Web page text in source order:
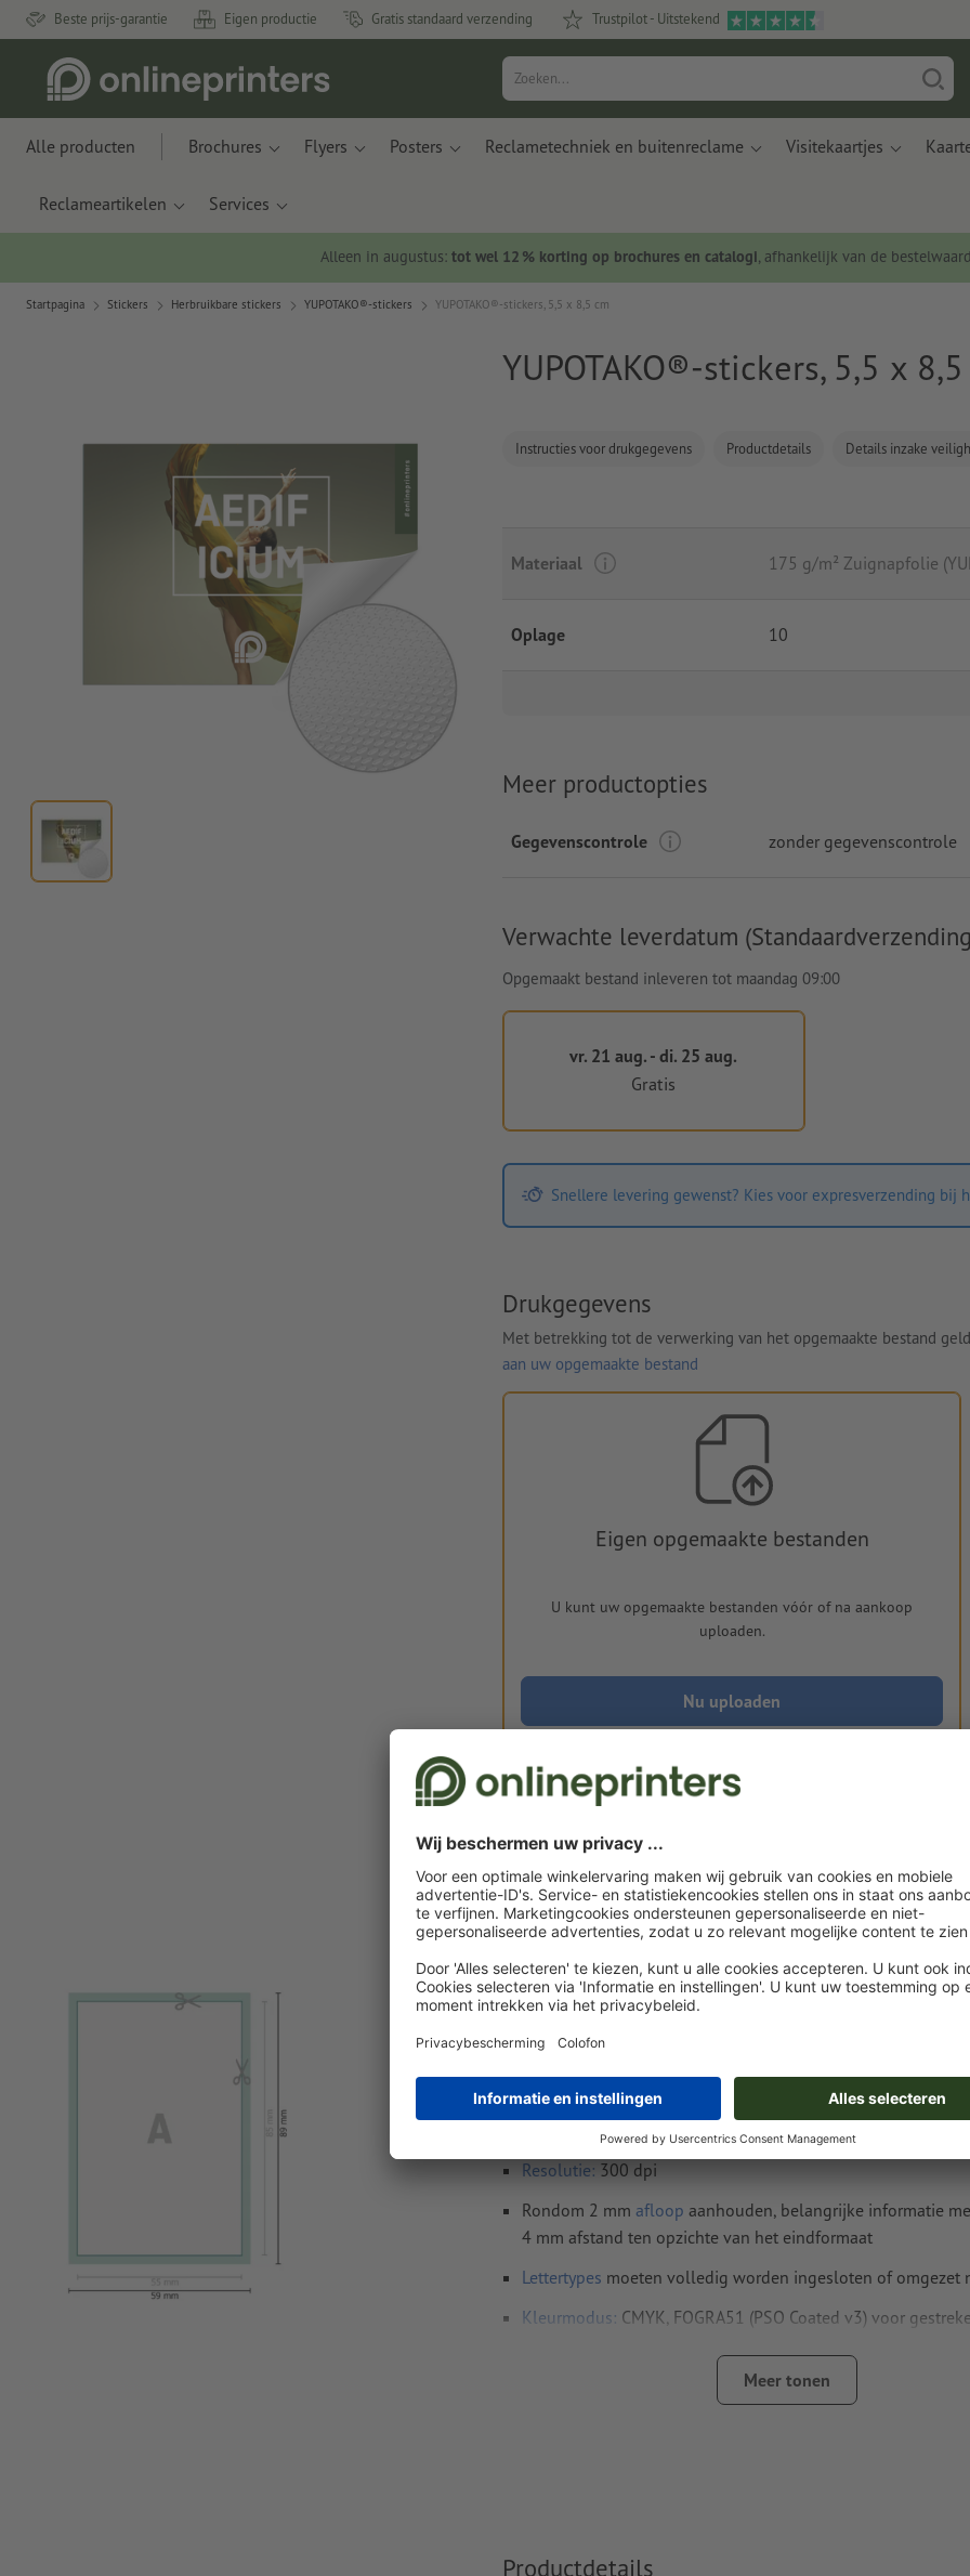
Beste prijs-garantie Eigen productie Gratis standaard verzending Trustpilot - Uitstekend
Alle producten Brochures Flyers Posters Reclametechniek en buitenreclame Visitekaartjes
Reclameartikelen Services
Alleen in augustus: tot wel 12 % korting op brochures en catalogi, afhankelijk van de
Startpagina Stickers Herbruikbare stickers YUPOTAKO®-stickers YUPOTAKO®-stickers, 5,5 x 8,5 cm
YUPOTAKO®-stickers, 5,5 x
Instructies voor drukgegevens Productdetails Details inzake
Materiaal 175 g/m² Zuignapfolie
Oplage 10
Meer productopties
Gegevenscontrole zonder gegevenscontrole
Verwachte leverdatum
Opgemaakt bestand inleveren tot maandag 09:00
vr. 21 aug. - di. 25 aug.
Gratis
Snellere levering gewenst? Kies voor expresverzending bij
Drukgegevens
Met betrekking tot de verwerking van het opgemaakte bestand
aan uw opgemaakte bestand
Eigen opgemaakte bestanden
U kunt uw opgemaakte bestanden vóór of na aankoop
uploaden.
Nu uploaden
vr. 21 aug. - di. 25 aug.
Gewicht: ca.8,2 g
Instructies voor drukgegevens YUPOTAKO®-
5,5 x 8,5 cm
Gegevensformaat(incl. 2 mm afloop): 5,9 x 8,9 cm
Eindformaat
: 5,5 x 8,5 cm
Resolutie: 300 dpi
Rondom 2 mm afloop aanhouden, belangrijke informatie
4 mm afstand ten opzichte van het eindformaat
Lettertypes moeten volledig worden ingesloten of omgezet
Kleurmodus: CMYK, FOGRA51 (PSO Coated v3) voor
worden door ons niet gecontroleerd
worden door ons niet gecontroleerd
Meer tonen
Productdetails